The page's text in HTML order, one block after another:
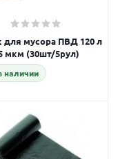
мусора ПВД 120 л
мкм (30шт/5рул)
наличии